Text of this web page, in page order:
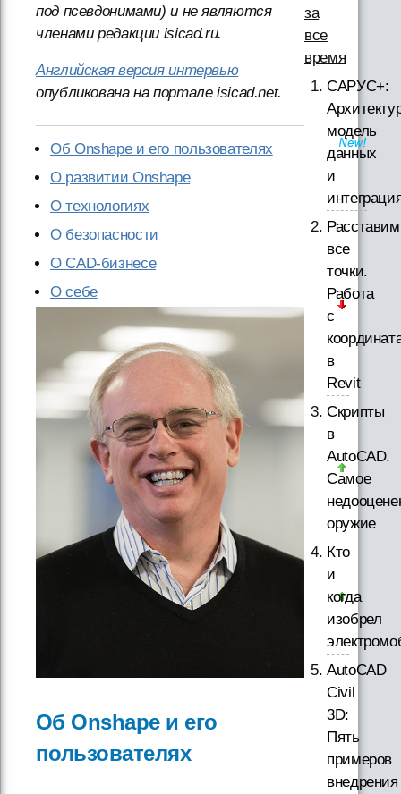
под псевдонимами) и не являются
членами редакции isicad.ru.
Английская версия интервью
опубликована на портале isicad.net.
Об Onshape и его пользователях
О развитии Onshape
О технологиях
О безопасности
О CAD-бизнесе
О себе
Об Onshape и его
пользователях
за
все
время
САРУС+:
модель
данных
и
Расставим
все
точки.
Работа
с
в
Revit
Скрипты
в
AutoCAD.
Самое
оружие
Кто
и
когда
изобрел
AutoCAD
Civil
3D:
Пять
примеров
внедрения